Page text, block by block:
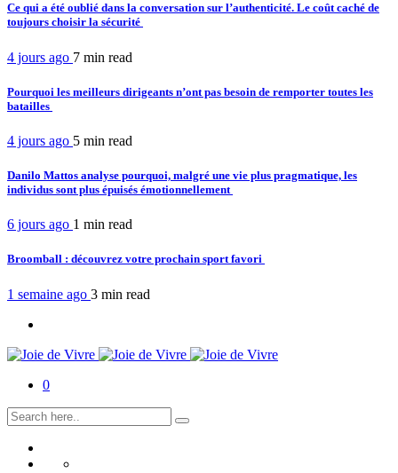
Ce qui a été oublié dans la conversation sur l’authenticité. Le coût caché de
toujours choisir la sécurité
4 jours ago 7 min read
Pourquoi les meilleurs dirigeants n’ont pas besoin de remporter toutes les
batailles
4 jours ago 5 min read
Danilo Mattos analyse pourquoi, malgré une vie plus pragmatique, les
individus sont plus épuisés émotionnellement
6 jours ago 1 min read
Broomball : découvrez votre prochain sport favori
1 semaine ago 3 min read
0